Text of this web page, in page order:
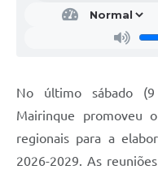
No último sábado
Mairinque promoveu
regionais para a
2026-2029. As